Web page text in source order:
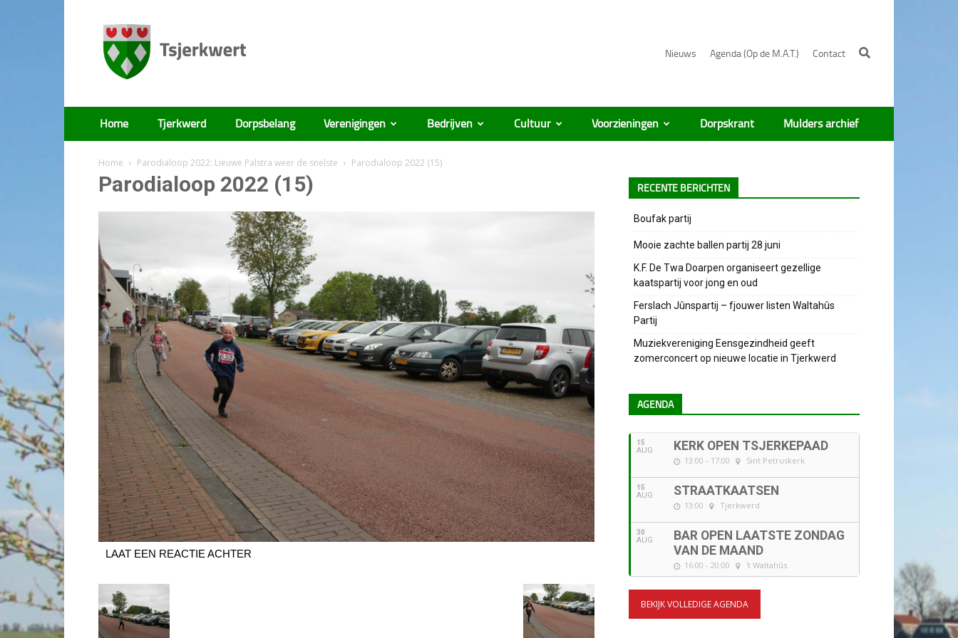
Nieuws Agenda (Op de M.A.T.) Contact
Tsjerkwert
Home Tjerkwerd Dorpsbelang Verenigingen Bedrijven Cultuur Voorzieningen Dorpskrant Mulders archief
Home Parodialoop 2022: Lieuwe Palstra weer de snelste Parodialoop 2022 (15)
Parodialoop 2022 (15)
LAAT EEN REACTIE ACHTER
RECENTE BERICHTEN
Boufak partij
Mooie zachte ballen partij 28 juni
K.F. De Twa Doarpen organiseert gezellige
kaatspartij voor jong en oud
Ferslach Jûnspartij – fjouwer listen Waltahûs
Partij
Muziekvereniging Eensgezindheid geeft
zomerconcert op nieuwe locatie in Tjerkwerd
AGENDA
15
AUG KERK OPEN TSJERKEPAAD
13:00 - 17:00 Sint Petruskerk
15
AUG STRAATKAATSEN
13:00 Tjerkwerd
30
AUG
BAR OPEN LAATSTE ZONDAG
VAN DE MAAND
16:00 - 20:00 't Waltahûs
BEKIJK VOLLEDIGE AGENDA